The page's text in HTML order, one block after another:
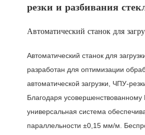
резки и разбивания
Автоматический станок для
Автоматический станок для
разработан для оптимизации
автоматической загрузки, ЧПУ-
Благодаря
универсальная система
параллельности ±0,15 мм/м.